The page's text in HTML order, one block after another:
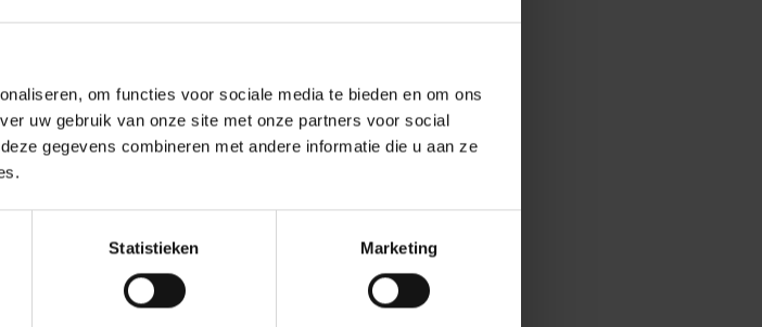
om functies voor sociale media te bieden en om ons
uw gebruik van onze site met onze partners voor social
gegevens combineren met andere informatie die u aan ze
Statistieken Marketing